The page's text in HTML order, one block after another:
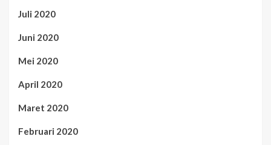
Juli 2020
Juni 2020
Mei 2020
April 2020
Maret 2020
Februari 2020